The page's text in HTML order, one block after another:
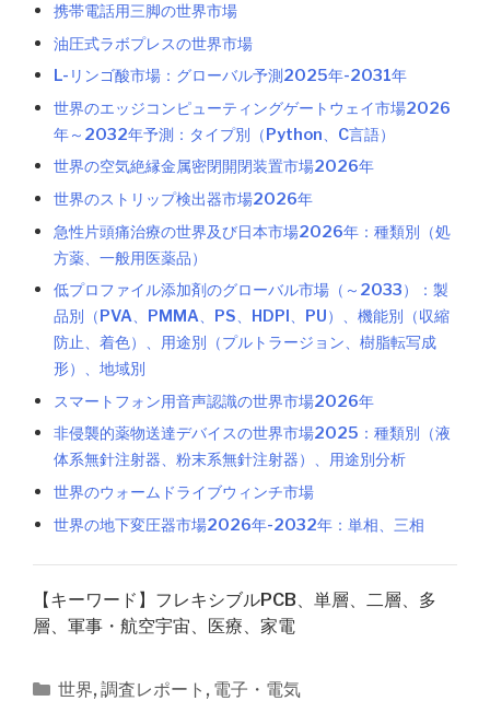
携帯電話用三脚の世界市場
油圧式ラボプレスの世界市場
L-リンゴ酸市場：グローバル予測2025年-2031年
世界のエッジコンピューティングゲートウェイ市場2026
年～2032年予測：タイプ別（Python、C言語）
世界の空気絶縁金属密閉開閉装置市場2026年
世界のストリップ検出器市場2026年
急性片頭痛治療の世界及び日本市場2026年：種類別（処
方薬、一般用医薬品）
低プロファイル添加剤のグローバル市場（～2033）：製
品別（PVA、PMMA、PS、HDPI、PU）、機能別（収縮
防止、着色）、用途別（プルトラージョン、樹脂転写成
形）、地域別
スマートフォン用音声認識の世界市場2026年
非侵襲的薬物送達デバイスの世界市場2025：種類別（液
体系無針注射器、粉末系無針注射器）、用途別分析
世界のウォームドライブウィンチ市場
世界の地下変圧器市場2026年-2032年：単相、三相
【キーワード】フレキシブルPCB、単層、二層、多
層、軍事・航空宇宙、医療、家電
カ
世界, 調査レポート , 電子・電気